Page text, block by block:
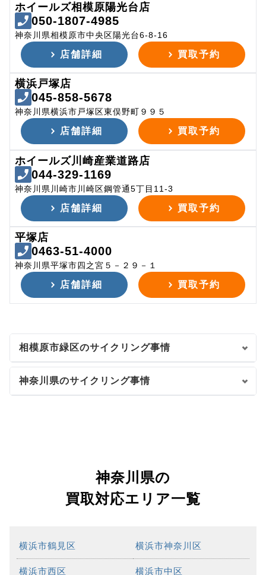
ホイールズ相模原陽光台店
050-1807-4985
神奈川県相模原市中央区陽光台6-8-16
店舗詳細 買取予約
横浜戸塚店
045-858-5678
神奈川県横浜市戸塚区東俣野町９９５
店舗詳細 買取予約
ホイールズ川崎産業道路店
044-329-1169
神奈川県川崎市川崎区鋼管通5丁目11-3
店舗詳細 買取予約
平塚店
0463-51-4000
神奈川県平塚市四之宮５－２９－１
店舗詳細 買取予約
相模原市緑区のサイクリング事情
神奈川県のサイクリング事情
神奈川県の
買取対応エリア一覧
横浜市鶴見区 横浜市神奈川区
横浜市西区 横浜市中区